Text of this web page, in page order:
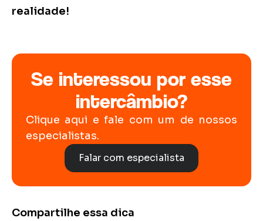
realidade!
Se interessou por esse
intercâmbio?
Clique aqui e fale com um de nossos
especialistas.
Falar com especialista
Compartilhe essa dica